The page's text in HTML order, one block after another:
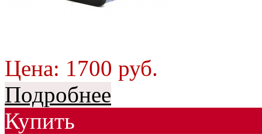
Цена: 1700 руб.
Подробнее
Купить